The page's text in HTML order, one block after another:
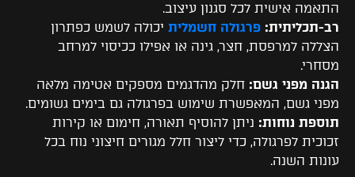
התאמה אישית לכל סגנון עיצוב.
רב-תכליתית: פרגולה חשמלית יכולה לשמש כפתרון
הצללה למרפסת, חצר, גינה או אפילו ככיסוי למרחב
מסחרי.
הגנה מפני גשם: חלק מהדגמים מספקים אטימה מלאה
מפני גשם, המאפשרת שימוש בפרגולה גם בימים גשומים.
תוספת נוחות: ניתן להוסיף תאורה, חימום או קירות
זכוכית לפרגולה, כדי ליצור חלל מגורים חיצוני נוח בכל
עונות השנה.